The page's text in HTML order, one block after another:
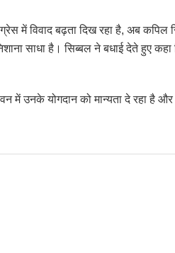
में विवाद बढ़ता दिख रहा है, अब कपिल
साधा है। सिब्बल ने बधाई देते हुए कहा
में उनके योगदान को मान्यता दे रहा है